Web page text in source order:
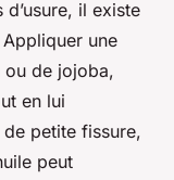
il existe
une
ou de jojoba,
en lui
petite fissure,
peut